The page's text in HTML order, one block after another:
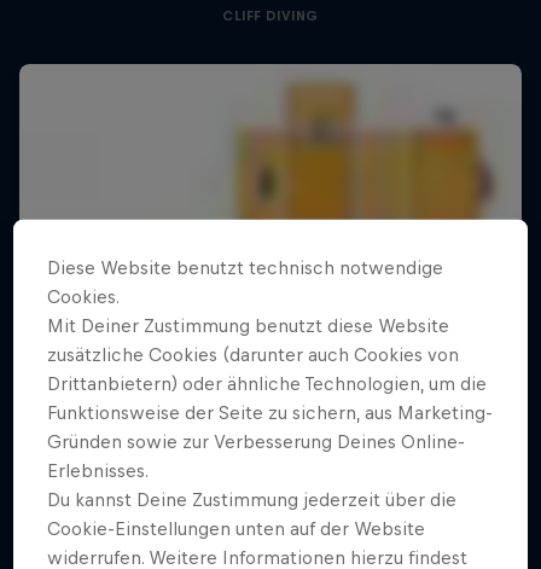
CLIFF DIVING
Diese Website benutzt technisch notwendige
Cookies.
Mit Deiner Zustimmung benutzt diese Website
zusätzliche Cookies (darunter auch Cookies von
Drittanbietern) oder ähnliche Technologien, um die
Funktionsweise der Seite zu sichern, aus Marketing-
Gründen sowie zur Verbesserung Deines Online-
Erlebnisses.
Du kannst Deine Zustimmung jederzeit über die
Cookie-Einstellungen unten auf der Website
widerrufen. Weitere Informationen hierzu findest